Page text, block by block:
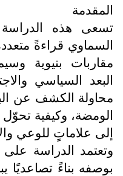
المقدمة
تسعى هذه
السماوي قراءةً
مقاربات بنيوية
البعد السياسي
محاولة الكشف عن
الومضة، وكيفية
إلى علاماتٍ للوعي
وتعتمد الدراسة على
بوصفه بناءً تصاعديًا